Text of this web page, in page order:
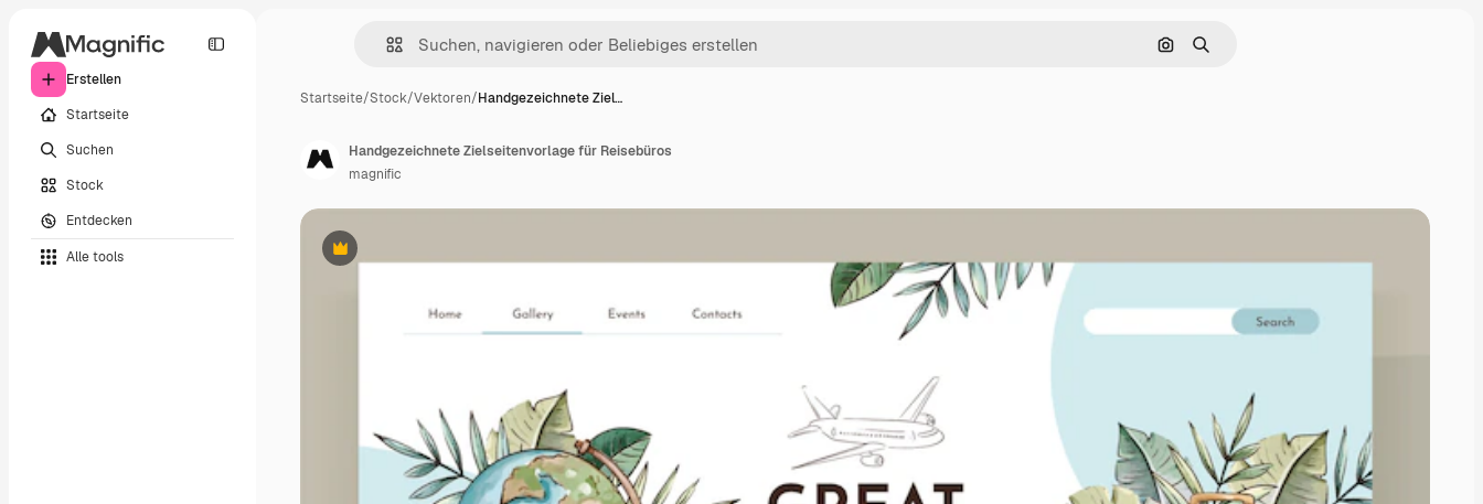
Erstellen
Startseite
Suchen
Stock
Entdecken
Alle tools
Nach Bild suchen
Suchen
Startseite/Stock/Vektoren/Handgezeichnete Ziel…
Premium
Handgezeichnete Zielseitenvorlage für Reisebüros
magnific